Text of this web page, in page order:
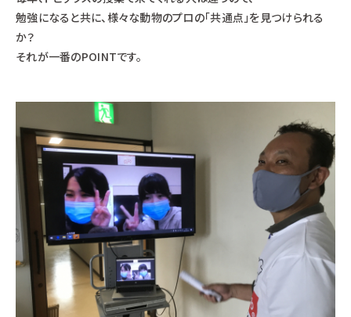
勉強になると共に、様々な動物のプロの「共通点」を見つけられる
か？
それが一番のPOINTです。